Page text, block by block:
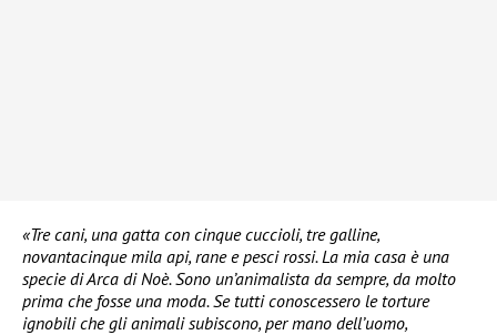
«Tre cani, una gatta con cinque cuccioli, tre galline,
novantacinque mila api, rane e pesci rossi. La mia casa è una
specie di Arca di Noè. Sono un’animalista da sempre, da molto
prima che fosse una moda. Se tutti conoscessero le torture
ignobili che gli animali subiscono, per mano dell’uomo,